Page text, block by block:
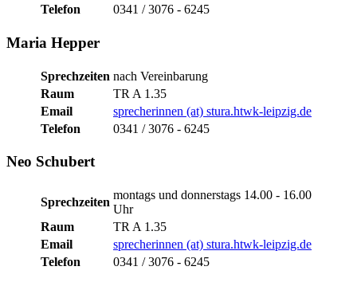
Telefon
0341 / 3076 - 6245
Maria Hepper
Sprechzeiten nach Vereinbarung
Raum
TR A 1.35
Email
sprecherinnen (at) stura.htwk-leipzig.de
Telefon
0341 / 3076 - 6245
Neo Schubert
Sprechzeiten
montags und donnerstags 14.00 - 16.00
Uhr
Raum
TR A 1.35
Email
sprecherinnen (at) stura.htwk-leipzig.de
Telefon
0341 / 3076 - 6245